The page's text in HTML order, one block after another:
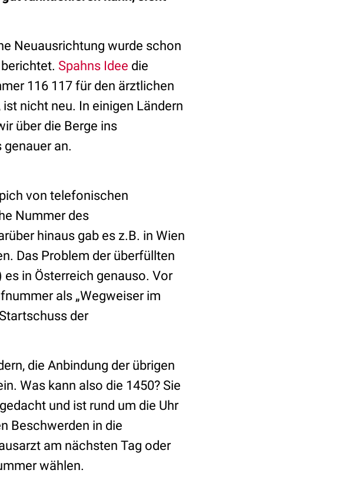
Neuausrichtung wurde schon
Spahns Idee die
116 117 für den ärztlichen
nicht neu. In einigen Ländern
über die Berge ins
an.
von telefonischen
Nummer des
hinaus gab es z.B. in Wien
Das Problem der überfüllten
in Österreich genauso. Vor
als „Wegweiser im
der
die Anbindung der übrigen
Was kann also die 1450? Sie
und ist rund um die Uhr
Beschwerden in die
am nächsten Tag oder
wählen.